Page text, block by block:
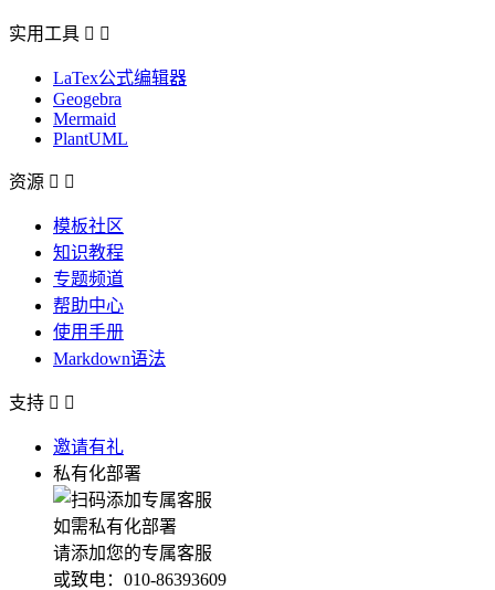
实用工具  
LaTex公式编辑器
Geogebra
Mermaid
PlantUML
资源  
模板社区
知识教程
专题频道
帮助中心
使用手册
Markdown语法
支持  
邀请有礼
私有化部署
如需私有化部署
请添加您的专属客服
或致电：010-86393609